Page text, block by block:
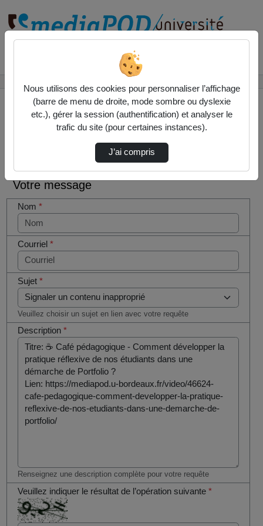
Contactez nous
Votre message
Nom*
Courriel*
Sujet*
Veuillez choisir un sujet en lien avec votre requête
Description*
Renseignez une description complète pour votre requête
Veuillez indiquer le résultat de l’opération suivante*
êtes un
humain en
métal
(obligatoire)
Nous utilisons des cookies pour personnaliser l’affichage
(barre de menu de droite, mode sombre ou dyslexie
etc.), gérer la session (authentification) et analyser le
trafic du site (pour certaines instances).
J’ai compris